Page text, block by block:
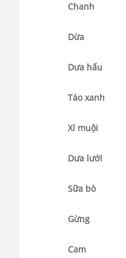
Chanh
Dừa
Dưa hấu
Táo xanh
Xí muội
Dưa lưới
Sữa bò
Gừng
Cam